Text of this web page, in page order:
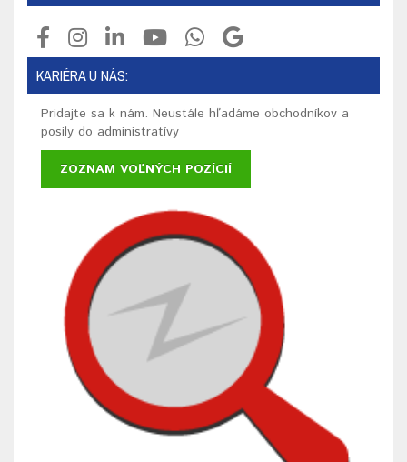
KARIÉRA U NÁS:
Pridajte sa k nám. Neustále hľadáme obchodníkov a
posily do administratívy
ZOZNAM VOĽNÝCH POZÍCIÍ